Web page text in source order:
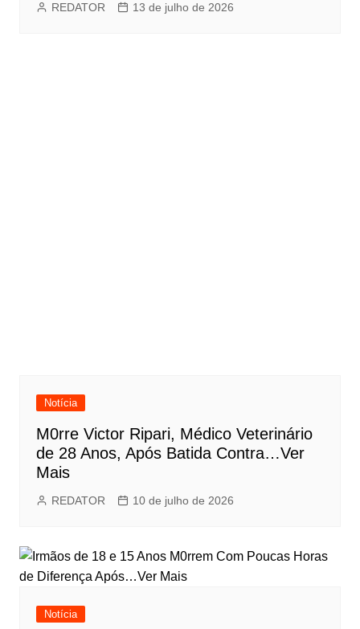
REDATOR 13 de julho de 2026
Notícia
M0rre Victor Ripari, Médico Veterinário
de 28 Anos, Após Batida Contra…Ver
Mais
REDATOR 10 de julho de 2026
Notícia